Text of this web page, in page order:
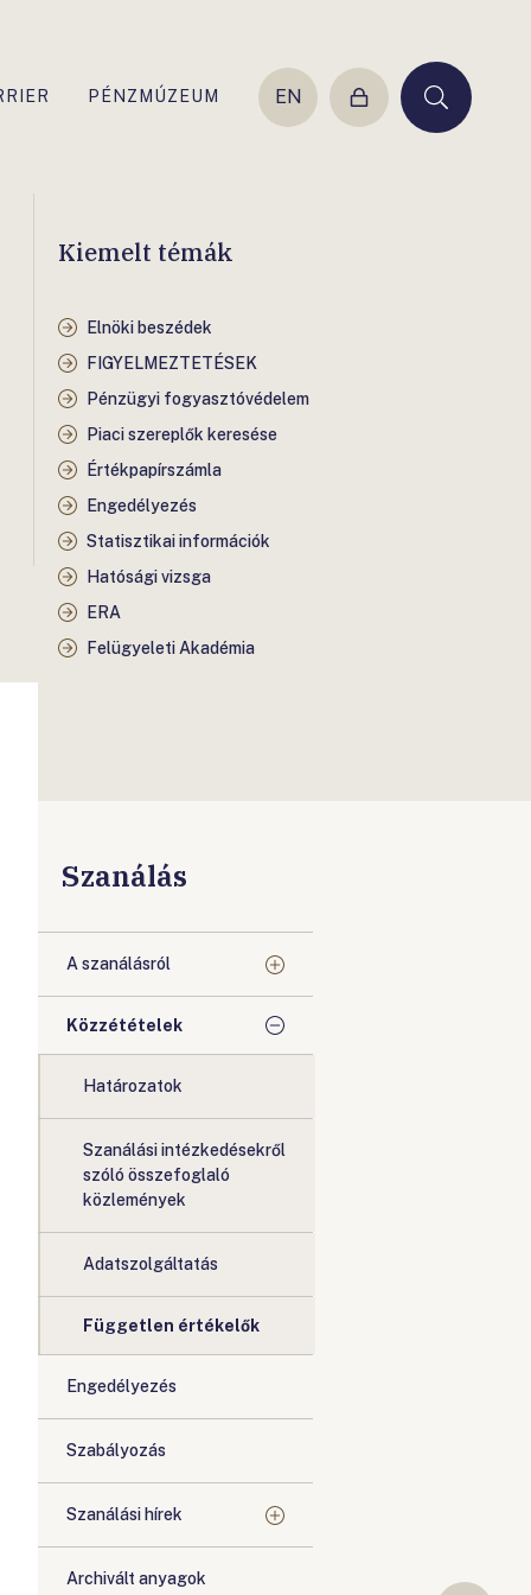
PÉNZMÚZEUM EN
Belépés Keresés
Kiemelt témák
Elnöki beszédek
FIGYELMEZTETÉSEK
Pénzügyi fogyasztóvédelem
Piaci szereplők keresése
Értékpapírszámla
Engedélyezés
Statisztikai információk
Hatósági vizsga
ERA
Felügyeleti Akadémia
Szanálás
A szanálásról
Közzétételek
Határozatok
Szanálási intézkedésekről
szóló összefoglaló
közlemények
Adatszolgáltatás
Független értékelők
Engedélyezés
Szabályozás
Szanálási hírek
Archivált anyagok